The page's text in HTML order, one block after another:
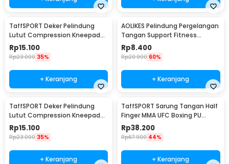
TaffSPORT Deker Pelindung
Lutut Compression Kneepad
Gym Fitness 1 PCS L - SS7
Rp15.100
Rp23.000 35%
+ Keranjang
AOLIKES Pelindung Pergelangan
Tangan Support Fitness
Olahraga - 1526
Rp8.400
Rp20.900 60%
+ Keranjang
TaffSPORT Deker Pelindung
Lutut Compression Kneepad
Gym Fitness 1 PCS XL - SS7
Rp15.100
Rp23.000 35%
+ Keranjang
TaffSPORT Sarung Tangan Half
Finger MMA UFC Boxing PU
Leather Gloves - FE-BO0027
Rp38.200
Rp67.900 44%
+ Keranjang